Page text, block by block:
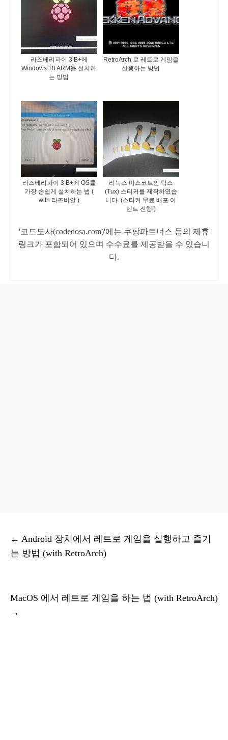
라즈베리파이 3 B+에
Windows 10 ARM을 설치하
는 방법
RetroArch 로 레트로 게임을
실행하는 방법
라즈베리파이 3 B+에 OS를
가장 손쉽게 설치하는 법 (
with 라즈비안 )
리눅스 마스코트인 턱스
(Tux) 스티커를 제작하였습
니다. (스티커 무료 배포 이
벤트 진행!)
'코드도사(codedosa.com)'에는 쿠팡파트너스 등의 제휴
링크가 포함되어 있으며 수수료를 제공받을 수 있습니
다.
← Android 장치에서 레트로 게임을 실행하고 즐기
는 방법 (with RetroArch)
MacOS 에서 레트로 게임을 하는 법 (with RetroArch)
→